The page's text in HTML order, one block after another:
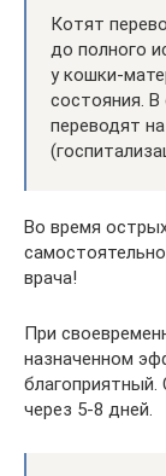
Котят
до полного
у кошки-
состояния.
переводят
Во время
врача!
При
назначенном
через 5-8 дней.